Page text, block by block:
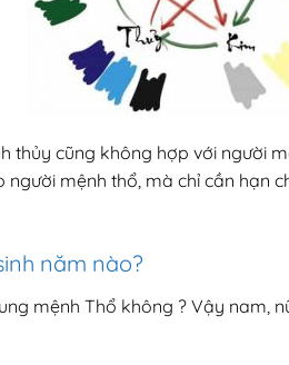
thủy cũng không hợp với người
mệnh thổ, mà chỉ cần hạn
năm nào?
mệnh Thổ không ? Vậy nam,